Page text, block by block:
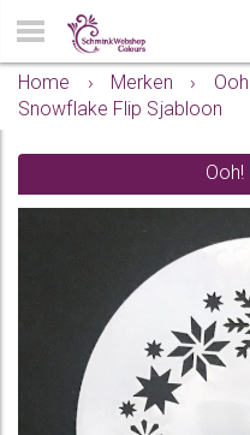
Home
› Merken ›
Snowflake Flip Sjabloon